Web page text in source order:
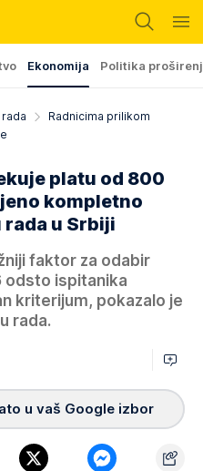
Ekonomija Politika
Radnicima prilikom
platu od 800
kompletno
u Srbiji
faktor za odabir
odsto ispitanika
kriterijum, pokazalo je
rada.
u vaš Google izbor